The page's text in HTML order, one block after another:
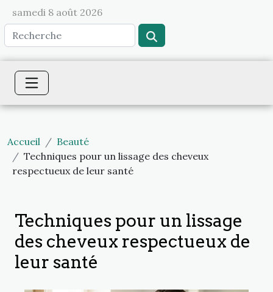
samedi 8 août 2026
Accueil
Beauté
Techniques pour un lissage des cheveux
respectueux de leur santé
Techniques pour un lissage
des cheveux respectueux de
leur santé